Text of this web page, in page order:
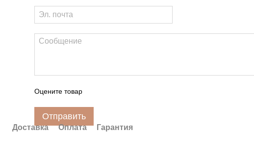
Оцените товар
Отправить
Доставка Оплата Гарантия